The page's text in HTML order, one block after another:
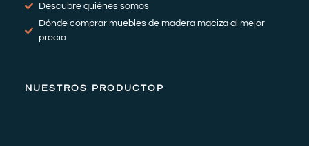
Descubre quiénes somos
Dónde comprar muebles de madera maciza al mejor
precio
NUESTROS PRODUCTOP